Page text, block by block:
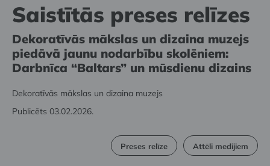
Saistītās preses relīzes
Dekoratīvās mākslas un dizaina muzejs
piedāvā jaunu nodarbību skolēniem:
Darbnīca “Baltars” un mūsdienu dizains
Dekoratīvās mākslas un dizaina muzejs
Publicēts 03.02.2026.
Preses relīze Attēli medijiem